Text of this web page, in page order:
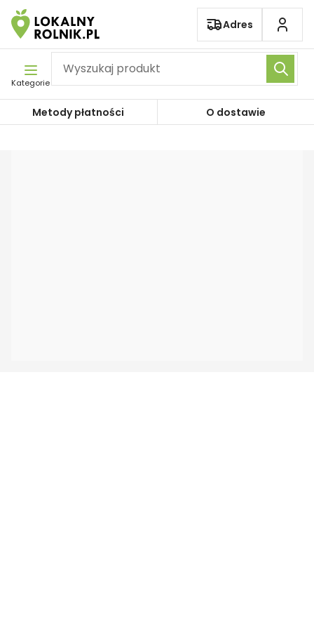
Pomiń nawigację
Adres
Kategorie
Metody płatności O dostawie